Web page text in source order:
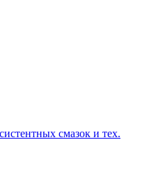
смазок и тех.